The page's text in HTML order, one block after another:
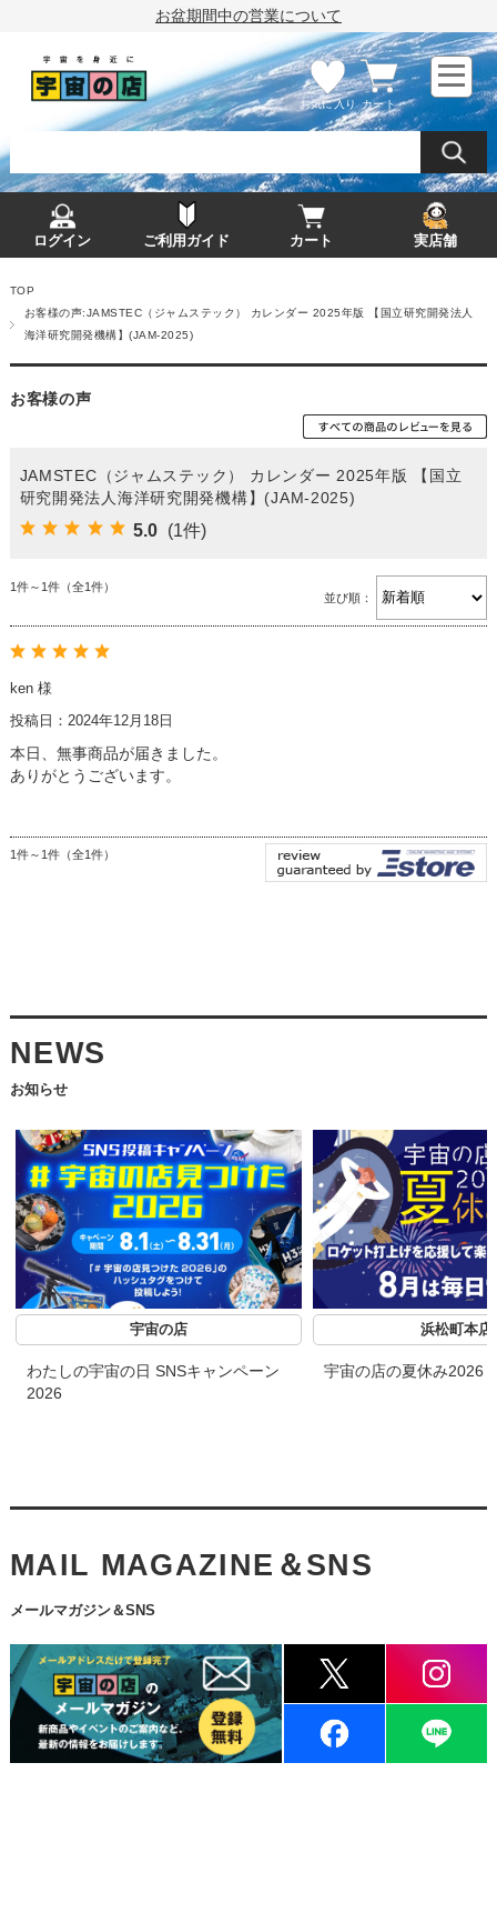
お盆期間中の営業について
お気に入り カート
ログイン ご利用ガイド カート 実店舗
TOP
お客様の声:JAMSTEC（ジャムステック） カレンダー 2025年版 【国立研究開発法人
海洋研究開発機構】(JAM-2025)
お客様の声
JAMSTEC（ジャムステック） カレンダー 2025年版 【国立
研究開発法人海洋研究開発機構】(JAM-2025)
5.0 (1件)
1件～1件（全1件）
並び順：
ken 様
投稿日：2024年12月18日
本日、無事商品が届きました。
ありがとうございます。
1件～1件（全1件）
NEWS
お知らせ
宇宙の店
わたしの宇宙の日 SNSキャンペーン
2026
浜松町本店
宇宙の店の夏休み2026
MAIL MAGAZINE＆SNS
メールマガジン＆SNS